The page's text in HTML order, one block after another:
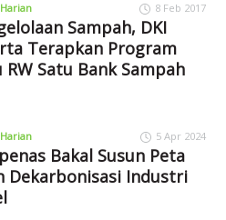
8 Feb 2017
Sampah, DKI
Terapkan Program
RW Satu Bank Sampah
5 Apr 2024
Bakal Susun Peta
Dekarbonisasi Industri